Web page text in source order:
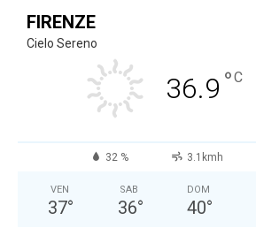
FIRENZE
Cielo Sereno
36.9 °C
32 % 3.1kmh
VEN
37°
SAB
36°
DOM
40°